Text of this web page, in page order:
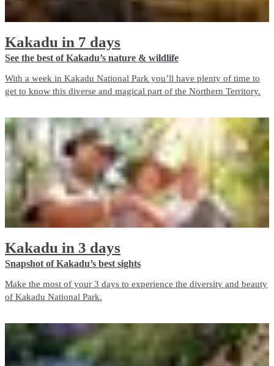
Kakadu in 7 days
See the best of Kakadu’s nature & wildlife
With a week in Kakadu National Park you’ll have plenty of time to
get to know this diverse and magical part of the Northern Territory.
Kakadu in 3 days
Snapshot of Kakadu’s best sights
Make the most of your 3 days to experience the diversity and beauty
of Kakadu National Park.